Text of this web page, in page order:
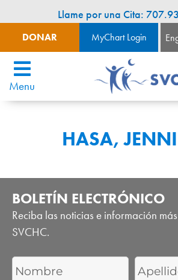
Llame por una Cita:
DONAR MyChart Login
Menu
HASA,
BOLETÍN ELECTRÓNICO
Reciba las noticias e información
SVCHC.
First
Name
Last
Name